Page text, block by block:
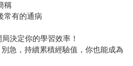
稱
常有的通病
決定你的學習效率！
急，持續累積經驗值，你也能成為